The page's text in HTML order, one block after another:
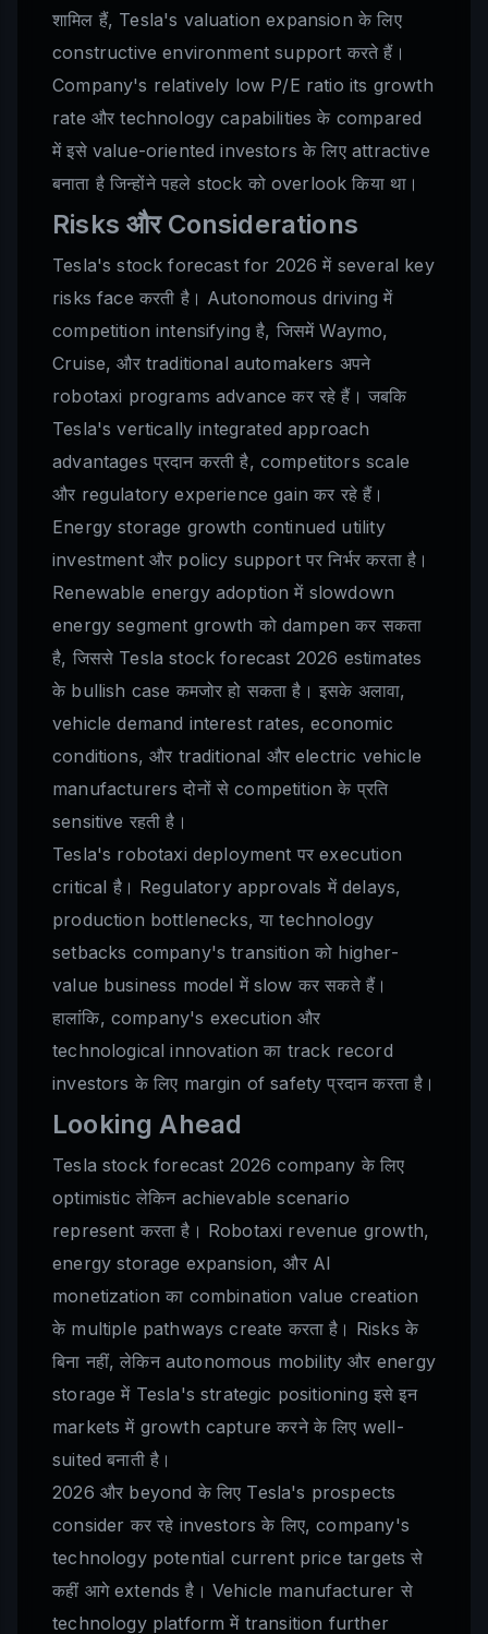
शामिल हैं, Tesla's valuation expansion के लिए
constructive environment support करते हैं।
Company's relatively low P/E ratio its growth
rate और technology capabilities के compared
में इसे value-oriented investors के लिए attractive
बनाता है जिन्होंने पहले stock को overlook किया था।
Risks और Considerations
Tesla's stock forecast for 2026 में several key
risks face करती है। Autonomous driving में
competition intensifying है, जिसमें Waymo,
Cruise, और traditional automakers अपने
robotaxi programs advance कर रहे हैं। जबकि
Tesla's vertically integrated approach
advantages प्रदान करती है, competitors scale
और regulatory experience gain कर रहे हैं।
Energy storage growth continued utility
investment और policy support पर निर्भर करता है।
Renewable energy adoption में slowdown
energy segment growth को dampen कर सकता
है, जिससे Tesla stock forecast 2026 estimates
के bullish case कमजोर हो सकता है। इसके अलावा,
vehicle demand interest rates, economic
conditions, और traditional और electric vehicle
manufacturers दोनों से competition के प्रति
sensitive रहती है।
Tesla's robotaxi deployment पर execution
critical है। Regulatory approvals में delays,
production bottlenecks, या technology
setbacks company's transition को higher-
value business model में slow कर सकते हैं।
हालांकि, company's execution और
technological innovation का track record
investors के लिए margin of safety प्रदान करता है।
Looking Ahead
Tesla stock forecast 2026 company के लिए
optimistic लेकिन achievable scenario
represent करता है। Robotaxi revenue growth,
energy storage expansion, और AI
monetization का combination value creation
के multiple pathways create करता है। Risks के
बिना नहीं, लेकिन autonomous mobility और energy
storage में Tesla's strategic positioning इसे इन
markets में growth capture करने के लिए well-
suited बनाती है।
2026 और beyond के लिए Tesla's prospects
consider कर रहे investors के लिए, company's
technology potential current price targets से
कहीं आगे extends है। Vehicle manufacturer से
technology platform में transition further